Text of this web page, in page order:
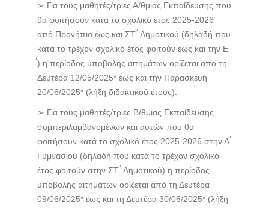
➢ Για τους μαθητές/τριες Α/θμιας Εκπαίδευσης που
θα φοιτήσουν κατά το σχολικό έτος 2025-2026
από Προνήπιο έως και ΣΤ ́ Δημοτικού (δηλαδή που
κατά το τρέχον σχολικό έτος φοιτούν έως και την Ε
́) η περίοδος υποβολής αιτημάτων ορίζεται από τη
Δευτέρα 12/05/2025* έως και την Παρασκευή
20/06/2025* (λήξη διδακτικού έτους).
➢ Για τους μαθητές/τριες Β/θμιας Εκπαίδευσης
συμπεριλαμβανομένων και αυτών που θα
φοιτήσουν κατά το σχολικό έτος 2025-2026 στην Α ́
Γυμνασίου (δηλαδή που κατά το τρέχον σχολικό
έτος φοιτούν στην ΣΤ ́ Δημοτικού) η περίοδος
υποβολής αιτημάτων ορίζεται από τη Δευτέρα
09/06/2025* έως και τη Δευτέρα 30/06/2025* (λήξη